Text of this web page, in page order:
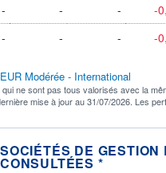
- - - -
- - - -
Modérée - International
ne sont pas tous valorisés avec la
mise à jour au 31/07/2026. Les
SOCIÉTÉS DE
CONSULTÉES *